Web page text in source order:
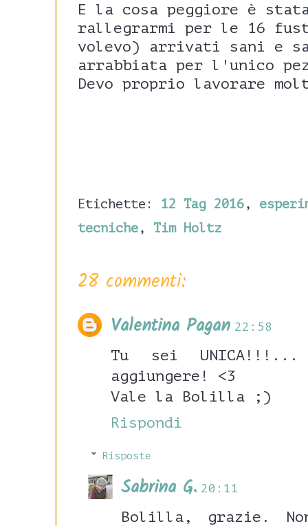
E la cosa peggiore è
rallegrarmi per le 16
volevo) arrivati sani e
arrabbiata per l'unico
Devo proprio lavorare
Etichette: 12 Tag 2016 ,
tecniche , Tim Holtz
28 commenti:
Valentina Pagan 22:58
Tu sei
aggiungere! <3
Vale la Bolilla ;)
Rispondi
Risposte
Sabrina G. 20:11
Bolilla, grazie.